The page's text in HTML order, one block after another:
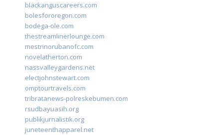
blackanguscareers.com
bolesfororegon.com
bodega-ole.com
thestreamlinerlounge.com
mestrinorubanofc.com
novelatherton.com
nassvalleygardens.net
electjohnstewart.com
omptourtravels.com
tribratanews-polreskebumen.com
rsudbayuasih.org
publikjurnalistik.org
juneteenthapparel.net